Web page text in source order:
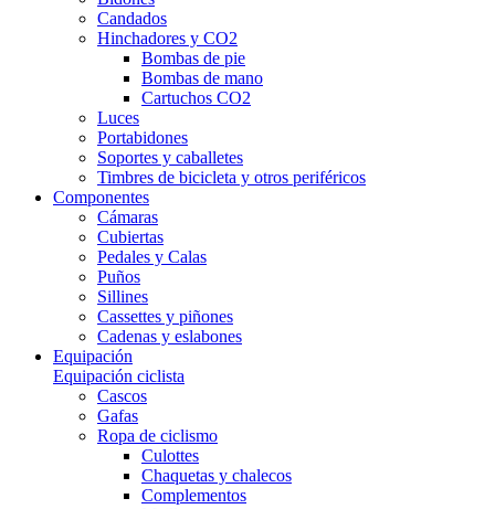
Candados
Hinchadores y CO2
Bombas de pie
Bombas de mano
Cartuchos CO2
Luces
Portabidones
Soportes y caballetes
Timbres de bicicleta y otros periféricos
Componentes
Cámaras
Cubiertas
Pedales y Calas
Puños
Sillines
Cassettes y piñones
Cadenas y eslabones
Equipación
Equipación ciclista
Cascos
Gafas
Ropa de ciclismo
Culottes
Chaquetas y chalecos
Complementos